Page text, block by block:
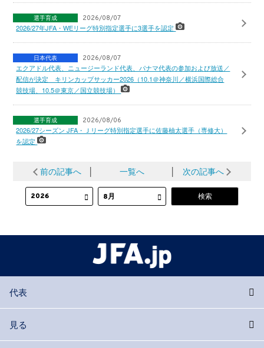
選手育成 2026/08/07
2026/27年JFA・WEリーグ特別指定選手に3選手を認定
日本代表 2026/08/07
エクアドル代表、ニュージーランド代表、パナマ代表の参加および放送／
配信が決定 キリンカップサッカー2026（10.1＠神奈川／横浜国際総合
競技場、10.5＠東京／国立競技場）
選手育成 2026/08/06
2026/27シーズン JFA・Ｊリーグ特別指定選手に佐藤柚太選手（専修大）
を認定
前の記事へ 一覧へ 次の記事へ
代表
見る